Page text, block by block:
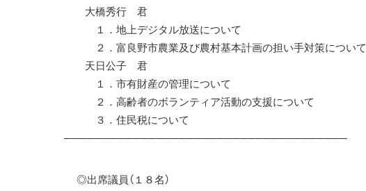
大橋秀行 君
１．地上デジタル放送について
２．富良野市農業及び農村基本計画の担い手対策について
天日公子 君
１．市有財産の管理について
２．高齢者のボランティア活動の支援について
３．住民税について
─────────────────────────────────────
◎出席議員（１８名）